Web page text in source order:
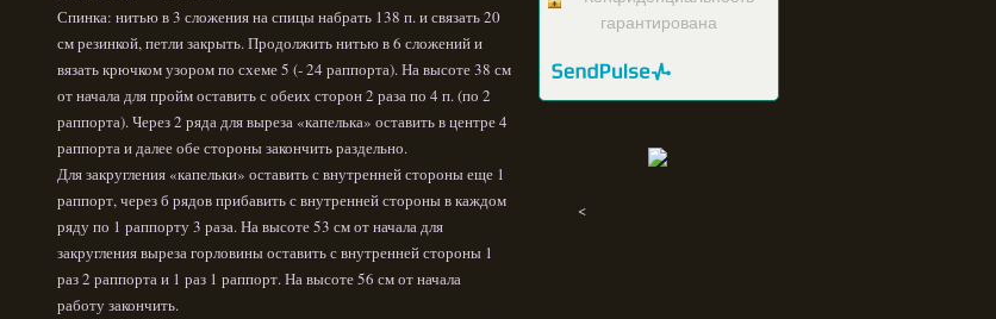
Спинка: нитью в 3 сложения на спицы набрать 138 п. и связать 20
см резинкой, петли закрыть. Продолжить нитью в 6 сложений и
вязать крючком узором по схеме 5 (- 24 раппорта). На высоте 38 см
от начала для пройм оставить с обеих сторон 2 раза по 4 п. (по 2
раппорта). Через 2 ряда для выреза «капелька» оставить в центре 4
раппорта и далее обе стороны закончить раздельно.
Для закругления «капельки» оставить с внутренней стороны еще 1
раппорт, через б рядов прибавить с внутренней стороны в каждом
ряду по 1 раппорту 3 раза. На высоте 53 см от начала для
закругления выреза горловины оставить с внутренней стороны 1
раз 2 раппорта и 1 раз 1 раппорт. На высоте 56 см от начала
работу закончить.
гарантирована
<